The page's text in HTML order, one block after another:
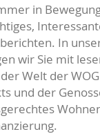
in
In
wir Sie mit
Welt der
und der